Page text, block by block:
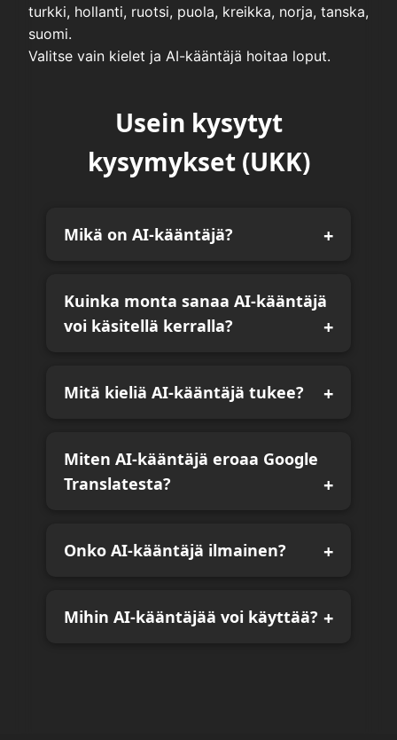
turkki, hollanti, ruotsi, puola, kreikka, norja, tanska,
suomi.
Valitse vain kielet ja AI-kääntäjä hoitaa loput.
Usein kysytyt
kysymykset (UKK)
Mikä on AI-kääntäjä?
Kuinka monta sanaa AI-kääntäjä
voi käsitellä kerralla?
Mitä kieliä AI-kääntäjä tukee?
Miten AI-kääntäjä eroaa Google
Translatesta?
Onko AI-kääntäjä ilmainen?
Mihin AI-kääntäjää voi käyttää?